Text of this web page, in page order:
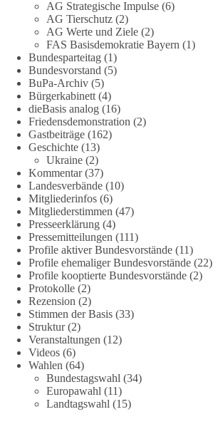
Quellen: https://apnews.com/article/fauci-
rand-paul-
https://www.tichyseinblick.de/kolumnen/aus-
tagebuch-fauci-corona-impfung/
#dieBasis #Corona #Aufarbeitung
#Vertrauen
36 60
DieBasis
2 Tage(n) zuvor
🕊 Wir wollen den Krieg mit Russland nicht!
Am 20. Juni 2026 fand in Berlin am
Demonstration mit dem Motto „Russland ist
Feind“ statt.
Hier ein Auszug aus der Rede von der
Bundestagsabgeordneten Sevim Dağdelen
„Wir müssen Nein sagen zu diesem stinkenden
Revanchismus!“
AG Strategische Impulse (6)
AG Tierschutz (2)
AG Werte und Ziele (2)
FAS Basisdemokratie Bayern (1)
Bundesparteitag (1)
Bundesvorstand (5)
BuPa-Archiv (5)
Bürgerkabinett (4)
dieBasis analog (16)
Friedensdemonstration (2)
Gastbeiträge (162)
Geschichte (13)
Ukraine (2)
Kommentar(37)
Landesverbände (10)
Mitgliederinfos (6)
Mitgliederstimmen (47)
Presseerklärung (4)
Pressemitteilungen (111)
Profile aktiver Bundesvorstände (11)
Profile ehemaliger Bundesvorstände (22)
Profile kooptierte Bundesvorstände (2)
Protokolle (2)
Rezension (2)
Stimmen der Basis (33)
Struktur(2)
Veranstaltungen (12)
Videos (6)
Wahlen (64)
Bundestagswahl (34)
Europawahl (11)
Landtagswahl (15)